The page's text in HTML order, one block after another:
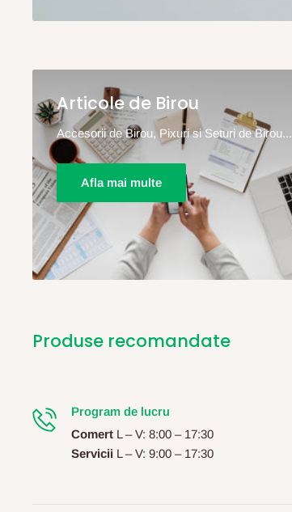
Articole de Birou
Accesorii de Birou, Pixuri si Seturi de Birou...
Afla mai multe
Produse recomandate
Program de lucru
Comert L – V: 8:00 – 17:30
Servicii L – V: 9:00 – 17:30